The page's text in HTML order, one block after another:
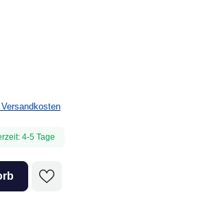
4-5 Tage
gewünschten Wert ein oder benutze die